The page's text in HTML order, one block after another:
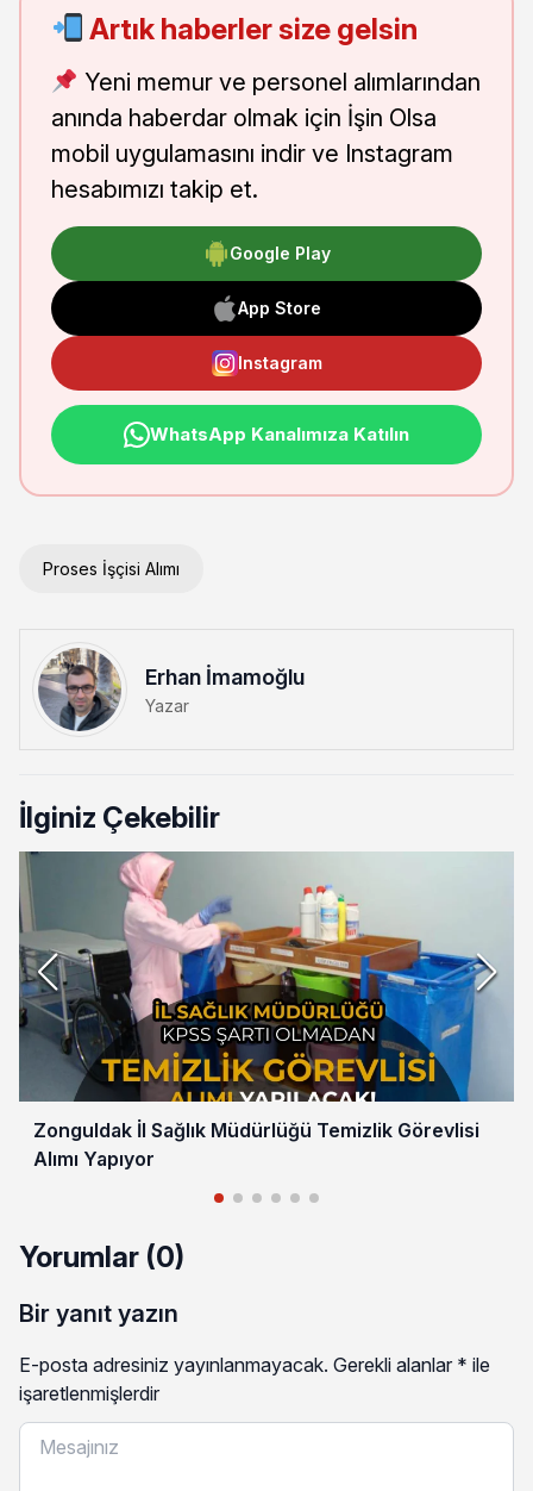
Artık haberler size gelsin
Yeni memur ve personel alımlarından
anında haberdar olmak için İşin Olsa
mobil uygulamasını indir ve Instagram
hesabımızı takip et.
Google Play
App Store
Instagram
WhatsApp Kanalımıza Katılın
Proses İşçisi Alımı
Erhan İmamoğlu
Yazar
İlginiz Çekebilir
Zonguldak İl Sağlık Müdürlüğü Temizlik Görevlisi
Alımı Yapıyor
Yorumlar (0)
Bir yanıt yazın
E-posta adresiniz yayınlanmayacak. Gerekli alanlar * ile
işaretlenmişlerdir